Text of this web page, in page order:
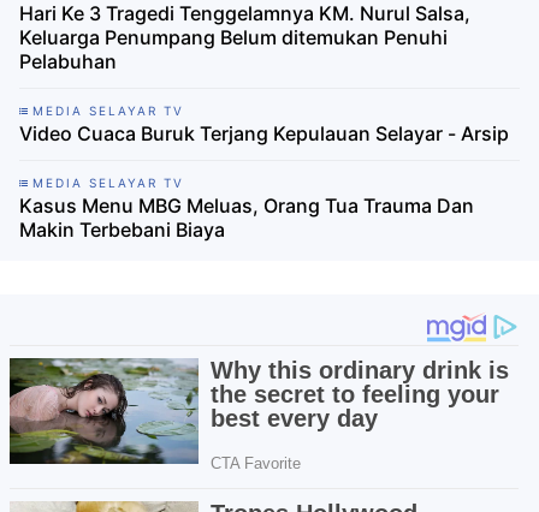
Hari Ke 3 Tragedi Tenggelamnya KM. Nurul Salsa,
Keluarga Penumpang Belum ditemukan Penuhi
Pelabuhan
MEDIA SELAYAR TV
Video Cuaca Buruk Terjang Kepulauan Selayar - Arsip
MEDIA SELAYAR TV
Kasus Menu MBG Meluas, Orang Tua Trauma Dan
Makin Terbebani Biaya